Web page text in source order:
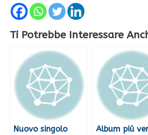
Ti Potrebbe Interessare
Nuovo singolo
Album più